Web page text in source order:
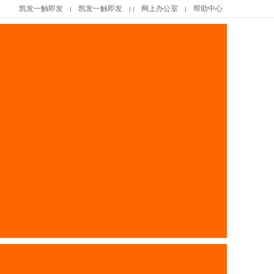
凯发一触即发 | 凯发一触即发 | | 网上办公室 | 帮助中心